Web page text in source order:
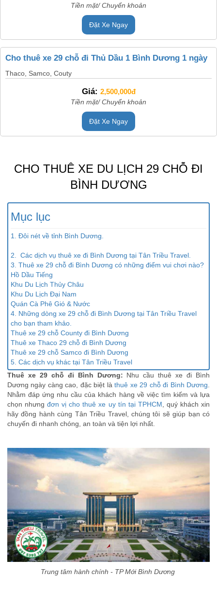
Tiền mặt/ Chuyển khoản
Đặt Xe Ngay
Cho thuê xe 29 chỗ đi Thủ Dầu 1 Bình Dương 1 ngày
Thaco, Samco, Couty
Giá: 2,500,000đ
Tiền mặt/ Chuyển khoản
Đặt Xe Ngay
CHO THUÊ XE DU LỊCH 29 CHỖ ĐI
BÌNH DƯƠNG
Mục lục
1. Đôi nét về tỉnh Bình Dương.
2. Các dịch vụ thuê xe đi Bình Dương tại Tân Triều Travel.
3. Thuê xe 29 chỗ đi Bình Dương có những điểm vui chơi nào?
Hồ Dầu Tiếng
Khu Du Lịch Thủy Châu
Khu Du Lịch Đại Nam
Quán Cà Phê Gió & Nước
4. Những dòng xe 29 chỗ đi Bình Dương tại Tân Triều Travel
cho bạn tham khảo.
Thuê xe 29 chỗ County đi Bình Dương
Thuê xe Thaco 29 chỗ đi Bình Dương
Thuê xe 29 chỗ Samco đi Bình Dương
5. Các dịch vụ khác tại Tân Triều Travel
Thuê xe 29 chỗ đi Bình Dương: Nhu cầu thuê xe đi Bình
Dương ngày càng cao, đặc biệt làthuê xe 29 chỗ đi Bình Dương
Nhằm đáp ứng nhu cầu của khách hàng về việc tìm kiếm và lựa
chọn nhưngđơn vị cho thuê xe uy tín tại TPHCM , quý khách xin
hãy đồng hành cùng Tân Triều Travel, chúng tôi sẽ giúp bạn có
chuyến đi nhanh chóng, an toàn và tiện lợi nhất.
Trung tâm hành chính - TP Mới Bình Dương